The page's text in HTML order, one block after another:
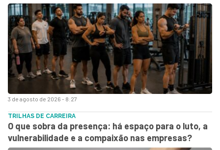
3 de agosto de 2026 - 8:27
TRILHAS DE CARREIRA
O que sobra da presença: há espaço para o luto, a
vulnerabilidade e a compaixão nas empresas?